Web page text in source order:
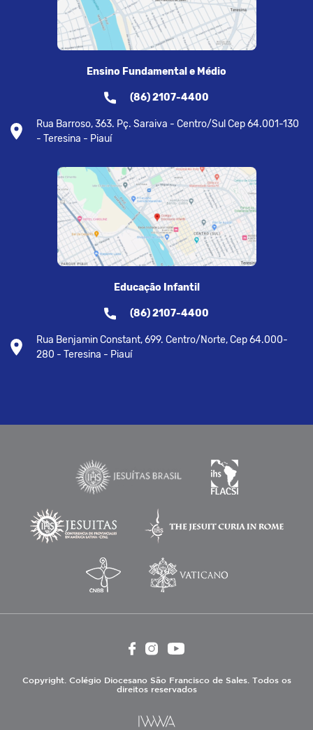
Ensino Fundamental e Médio
(86) 2107-4400
Rua Barroso, 363. Pç. Saraiva - Centro/Sul Cep 64.001-130
- Teresina - Piauí
Educação Infantil
(86) 2107-4400
Rua Benjamin Constant, 699. Centro/Norte, Cep 64.000-
280 - Teresina - Piauí
Copyright. Colégio Diocesano São Francisco de Sales. Todos os
direitos reservados